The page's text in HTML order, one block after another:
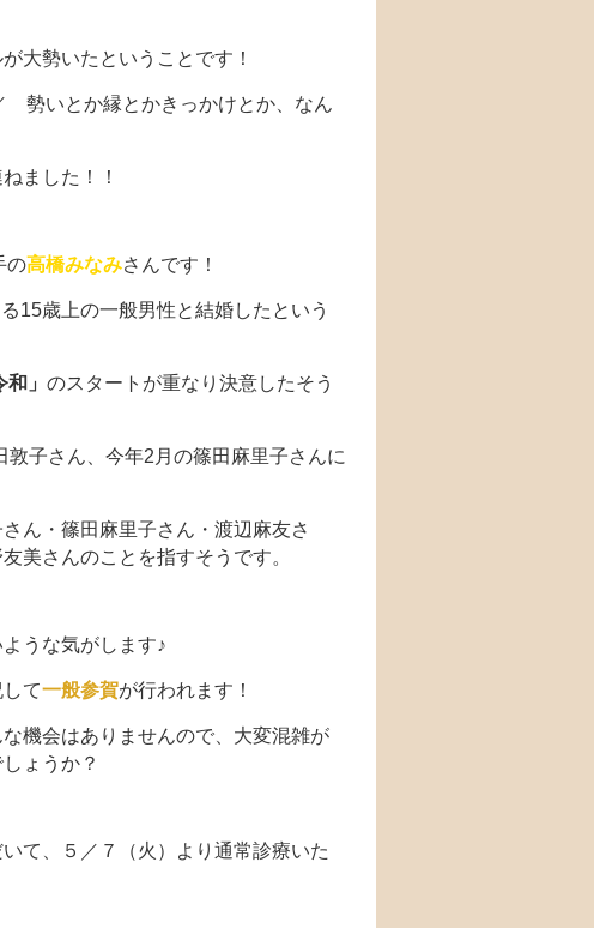
大勢いたということです！
勢いとか縁とかきっかけとか、なん
ました！！
の高橋みなみさんです！
15歳上の一般男性と結婚したという
和」 のスタートが重なり決意したそう
敦子さん、今年2月の篠田麻里子さんに
ん・篠田麻里子さん・渡辺麻友さ
美さんのことを指すそうです。
うな気がします♪
て一般参賀が行われます！
機会はありませんので、大変混雑が
ょうか？
て、５／７（火）より通常診療いた